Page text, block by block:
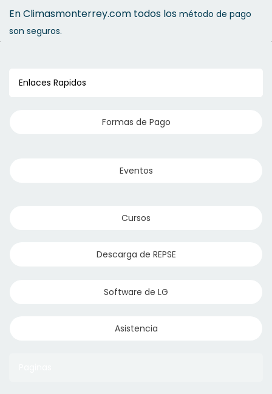
En Climasmonterrey.com todos los método de pago
son seguros.
Enlaces Rapidos
Formas de Pago
Eventos
Cursos
Descarga de REPSE
Software de LG
Asistencia